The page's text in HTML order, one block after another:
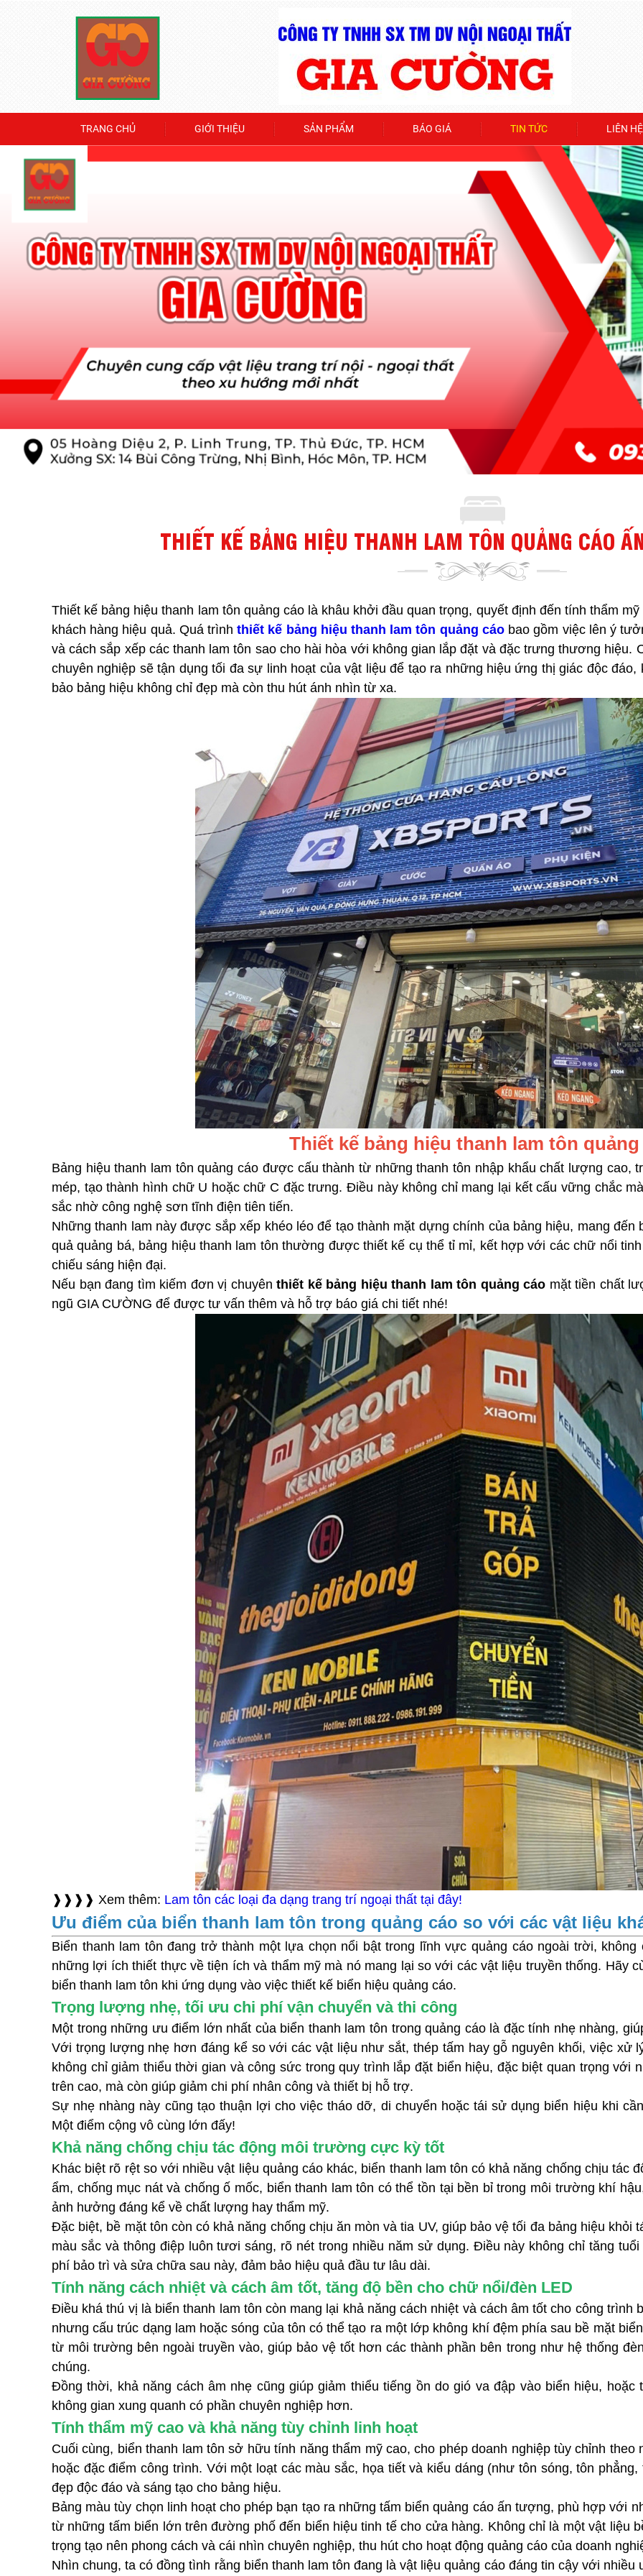
TRANG CHỦ GIỚI THIỆU SẢN PHẨM BÁO GIÁ TIN TỨC LIÊN HỆ
THIẾT KẾ BẢNG HIỆU THANH LAM TÔN QUẢNG CÁO
Thiết kế bảng hiệu thanh lam tôn quảng cáo là khâu khởi đầu quan trọng, quyết định đến tính thẩm
khách hàng hiệu quả. Quá trìnhthiết kế bảng hiệu thanh lam tôn quảng cáobao gồm việc lên ý
và cách sắp xếp các thanh lam tôn sao cho hài hòa với không gian lắp đặt và đặc trưng thương
chuyên nghiệp sẽ tận dụng tối đa sự linh hoạt của vật liệu để tạo ra những hiệu ứng thị giác độc
bảo bảng hiệu không chỉ đẹp mà còn thu hút ánh nhìn từ xa.
Thiết kế bảng hiệu thanh lam tôn quảng
Bảng hiệu thanh lam tôn quảng cáo được cấu thành từ những thanh tôn nhập khẩu chất lượng cao,
mép, tạo thành hình chữ U hoặc chữ C đặc trưng. Điều này không chỉ mang lại kết cấu vững chắc
sắc nhờ công nghệ sơn tĩnh điện tiên tiến.
Những thanh lam này được sắp xếp khéo léo để tạo thành mặt dựng chính của bảng hiệu, mang
quả quảng bá, bảng hiệu thanh lam tôn thường được thiết kế cụ thể tỉ mỉ, kết hợp với các chữ nổi
chiếu sáng hiện đại.
Nếu bạn đang tìm kiếm đơn vị chuyên thiết kế bảng hiệu thanh lam tôn quảng cáo mặt tiền chất
ngũ GIA CƯỜNG để được tư vấn thêm và hỗ trợ báo giá chi tiết nhé!
❱❱❱❱ Xem thêm: Lam tôn các loại đa dạng trang trí ngoại thất tại đây!
Ưu điểm của biển thanh lam tôn trong quảng cáo so với các vật liệu
Biển thanh lam tôn đang trở thành một lựa chọn nổi bật trong lĩnh vực quảng cáo ngoài trời,
những lợi ích thiết thực về tiện ích và thẩm mỹ mà nó mang lại so với các vật liệu truyền thống. Hãy
biển thanh lam tôn khi ứng dụng vào việc thiết kế biển hiệu quảng cáo.
Trọng lượng nhẹ, tối ưu chi phí vận chuyển và thi công
Một trong những ưu điểm lớn nhất của biển thanh lam tôn trong quảng cáo là đặc tính nhẹ nhàng,
Với trọng lượng nhẹ hơn đáng kể so với các vật liệu như sắt, thép tấm hay gỗ nguyên khối, việc xử
không chỉ giảm thiểu thời gian và công sức trong quy trình lắp đặt biển hiệu, đặc biệt quan trọng với
trên cao, mà còn giúp giảm chi phí nhân công và thiết bị hỗ trợ.
Sự nhẹ nhàng này cũng tạo thuận lợi cho việc tháo dỡ, di chuyển hoặc tái sử dụng biển hiệu khi
Một điểm cộng vô cùng lớn đấy!
Khả năng chống chịu tác động môi trường cực kỳ tốt
Khác biệt rõ rệt so với nhiều vật liệu quảng cáo khác, biển thanh lam tôn có khả năng chống chịu tác
ẩm, chống mục nát và chống ố mốc, biển thanh lam tôn có thể tồn tại bền bỉ trong môi trường khí
ảnh hưởng đáng kể về chất lượng hay thẩm mỹ.
Đặc biệt, bề mặt tôn còn có khả năng chống chịu ăn mòn và tia UV, giúp bảo vệ tối đa bảng hiệu
màu sắc và thông điệp luôn tươi sáng, rõ nét trong nhiều năm sử dụng. Điều này không chỉ tăng
phí bảo trì và sửa chữa sau này, đảm bảo hiệu quả đầu tư lâu dài.
Tính năng cách nhiệt và cách âm tốt, tăng độ bền cho chữ nổi/đèn LED
Điều khá thú vị là biển thanh lam tôn còn mang lại khả năng cách nhiệt và cách âm tốt cho công trình
nhưng cấu trúc dạng lam hoặc sóng của tôn có thể tạo ra một lớp không khí đệm phía sau bề mặt
từ môi trường bên ngoài truyền vào, giúp bảo vệ tốt hơn các thành phần bên trong như hệ thống
chúng.
Đồng thời, khả năng cách âm nhẹ cũng giúp giảm thiểu tiếng ồn do gió va đập vào biển hiệu,
không gian xung quanh có phần chuyên nghiệp hơn.
Tính thẩm mỹ cao và khả năng tùy chỉnh linh hoạt
Cuối cùng, biển thanh lam tôn sở hữu tính năng thẩm mỹ cao, cho phép doanh nghiệp tùy chỉnh
hoặc đặc điểm công trình. Với một loạt các màu sắc, họa tiết và kiểu dáng (như tôn sóng, tôn
đẹp độc đáo và sáng tạo cho bảng hiệu.
Bảng màu tùy chọn linh hoạt cho phép bạn tạo ra những tấm biển quảng cáo ấn tượng, phù hợp với
từ những tấm biển lớn trên đường phố đến biển hiệu tinh tế cho cửa hàng. Không chỉ là một vật liệu
trọng tạo nên phong cách và cái nhìn chuyên nghiệp, thu hút cho hoạt động quảng cáo của doanh
Nhìn chung, ta có đồng tình rằng biển thanh lam tôn đang là vật liệu quảng cáo đáng tin cậy với